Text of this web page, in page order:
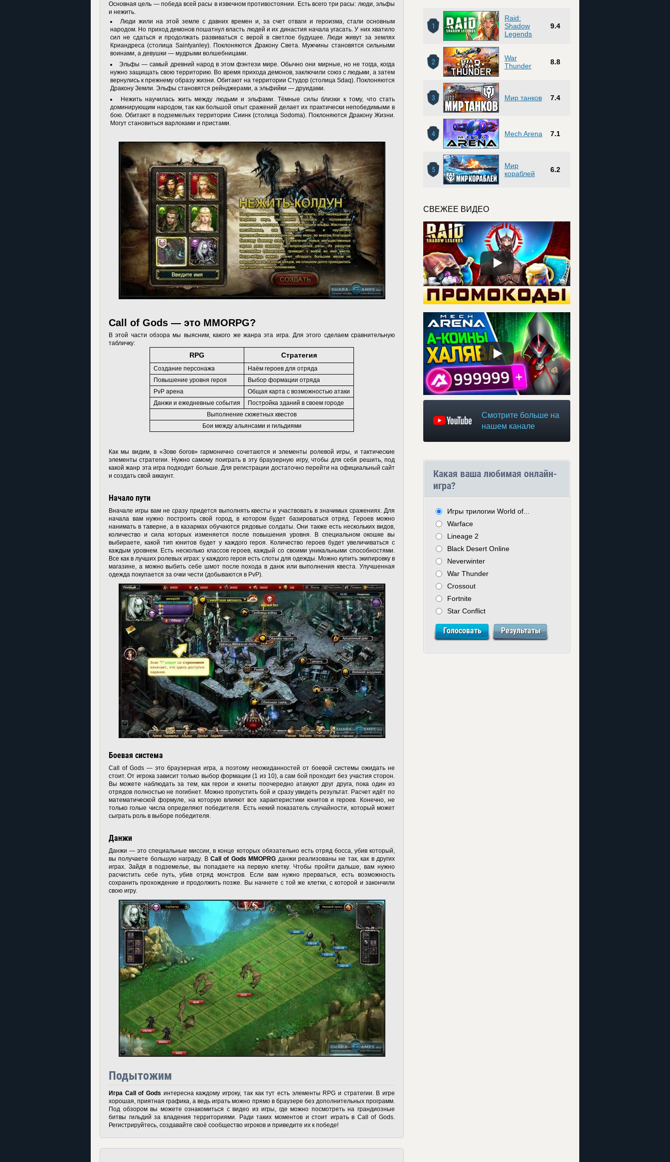
Основная цель — победа всей расы в извечном противостоянии. Есть всего три расы: люди, эльфы
и нежить.
Люди жили на этой земле с давних времен и, за счет отваги и героизма, стали основным
народом. Но приход демонов пошатнул власть людей и их династия начала угасать. У них хватило
сил не сдаться и продолжать развиваться с верой в светлое будущее. Люди живут за землях
Криандреса (столица Saintyanley). Поклоняются Дракону Света. Мужчины становятся сильными
воинами, а девушки — мудрыми волшебницами.
Эльфы — самый древний народ в этом фэнтези мире. Обычно они мирные, но не тогда, когда
нужно защищать свою территорию. Во время прихода демонов, заключили союз с людьми, а затем
вернулись к прежнему образу жизни. Обитают на территории Студор (столица Sdaq). Поклоняются
Дракону Земли. Эльфы становятся рейнджерами, а эльфийки — друидами.
Нежить научилась жить между людьми и эльфами. Тёмные силы близки к тому, что стать
доминирующим народом, так как большой опыт сражений делает их практически непобедимыми в
бою. Обитают в подземельях территории Сиинк (столица Sodoma). Поклоняются Дракону Жизни.
Могут становиться варлоками и пристами.
Call of Gods — это MMORPG?
В этой части обзора мы выясним, какого же жанра эта игра. Для этого сделаем сравнительную
табличку:
RPG Стратегия
Создание персонажа
Наём героев для отряда
Повышение уровня героя
Выбор формации отряда
PvP арена
Общая карта с возможностью атаки
Данжи и ежедневные события
Постройка зданий в своем городе
Выполнение сюжетных квестов
Бои между альянсами и гильдиями
Как мы видим, в «Зове богов» гармонично сочетаются и элементы ролевой игры, и тактические
элементы стратегии. Нужно самому поиграть в эту браузерную игру, чтобы для себя решить, под
какой жанр эта игра подходит больше. Для регистрации достаточно перейти на официальный сайт
и создать свой аккаунт.
Начало пути
Вначале игры вам не сразу придется выполнять квесты и участвовать в значимых сражениях. Для
начала вам нужно построить свой город, в котором будет базироваться отряд. Героев можно
нанимать в таверне, а в казармах обучаются рядовые солдаты. Они также есть нескольких видов,
количество и сила которых изменяется после повышения уровня. В специальном окошке вы
выбираете, какой тип юнитов будет у каждого героя. Количество героев будет увеличиваться с
каждым уровнем. Есть несколько классов героев, каждый со своими уникальными способностями.
Все как в лучших ролевых играх: у каждого героя есть слоты для одежды. Можно купить экипировку в
магазине, а можно выбить себе шмот после похода в данж или выполнения квеста. Улучшенная
одежда покупается за очки чести (добываются в PvP).
Боевая система
Call of Gods — это браузерная игра, а поэтому неожиданностей от боевой системы ожидать не
стоит. От игрока зависит только выбор формации (1 из 10), а сам бой проходит без участия сторон.
Вы можете наблюдать за тем, как герои и юниты поочередно атакуют друг друга, пока один из
отрядов полностью не погибнет. Можно пропустить бой и сразу увидеть результат. Расчет идёт по
математической формуле, на которую влияют все характеристики юнитов и героев. Конечно, не
только голые числа определяют победителя. Есть некий показатель случайности, который может
сыграть роль в выборе победителя.
Данжи
Данжи — это специальные миссии, в конце которых обязательно есть отряд босса, убив который,
вы получаете большую награду. В Call of Gods MMOPRG данжи реализованы не так, как в других
играх. Зайдя в подземелье, вы попадаете на первую клетку. Чтобы пройти дальше, вам нужно
расчистить себе путь, убив отряд монстров. Если вам нужно прерваться, есть возможность
сохранить прохождение и продолжить позже. Вы начнете с той же клетки, с которой и закончили
свою игру.
Подытожим
Игра Call of Gods интересна каждому игроку, так как тут есть элементы RPG и стратегии. В игре
хорошая, приятная графика, а ведь играть можно прямо в браузере без дополнительных программ.
Под обзором вы можете ознакомиться с видео из игры, где можно посмотреть на грандиозные
битвы гильдий за владения территориями. Ради таких моментов и стоит играть в Call of Gods.
Регистрируйтесь, создавайте своё сообщество игроков и приведите их к победе!
1
Raid:
Shadow
Legends
9.4
2
War
Thunder
8.8
3 Мир танков 7.4
4 Mech Arena 7.1
5
Мир
кораблей
6.2
СВЕЖЕЕ ВИДЕО
Смотрите больше на
нашем канале
Какая ваша любимая онлайн-
игра?
Игры трилогии World of...
Warface
Lineage 2
Black Desert Online
Neverwinter
War Thunder
Crossout
Fortnite
Star Conflict